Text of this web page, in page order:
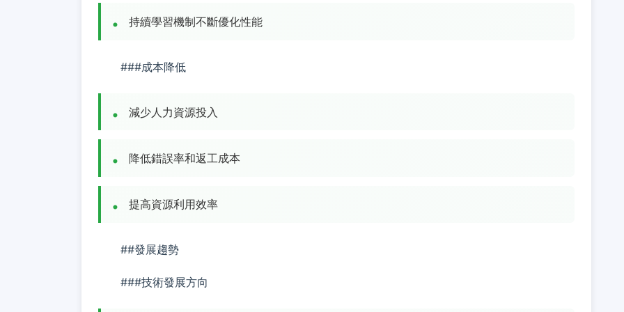
持續學習機制不斷優化性能
###成本降低
減少人力資源投入
降低錯誤率和返工成本
提高資源利用效率
##發展趨勢
###技術發展方向